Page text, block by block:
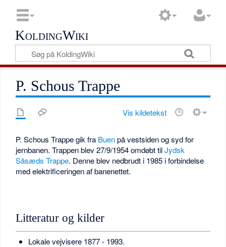
KoldingWiki
P. Schous Trappe
Vis kildetekst
P. Schous Trappe gik fra Buenpå vestsiden og syd for
jernbanen. Trappen blev 27/9/1954 omdøbt tilJydsk
Såsæds Trappe. Denne blev nedbrudt i 1985 i forbindelse
med elektrificeringen af banenettet.
Litteratur og kilder
Lokale vejvisere 1877 - 1993.